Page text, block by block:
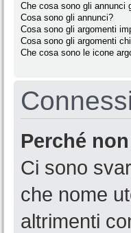
Che cosa sono gli annunci
Cosa sono gli annunci?
Cosa sono gli argomenti
Cosa sono gli argomenti
Che cosa sono le icone
Perché
Ci sono
che nome
altrimenti